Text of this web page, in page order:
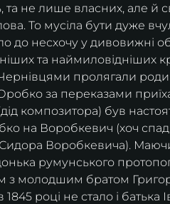
та не лише власних, але й
То мусіла бути дуже
до несхочу у дивовижні
та наймиловідніших
за переказами
композитора) був
на Воробкевич (хоч
Воробкевича).
румунського
з молодшим братом
році не стало і батька